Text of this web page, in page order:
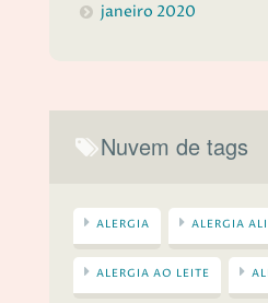
janeiro 2020
Nuvem de tags
ALERGIA ALERGIA
ALERGIA AO LEITE